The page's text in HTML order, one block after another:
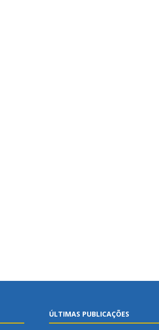
ÚLTIMAS PUBLICAÇÕES